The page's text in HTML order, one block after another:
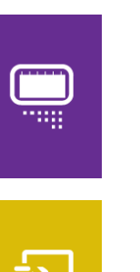
a
subito i